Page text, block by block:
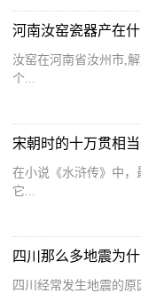
汝窑在河南省汝州市,
个...
在小说《水浒传》中
它...
四川经常发生地震的